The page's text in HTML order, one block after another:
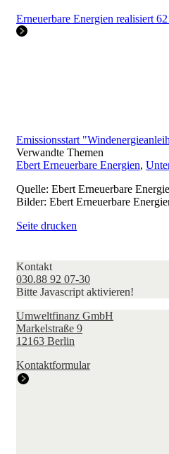
Erneuerbare Energien realisiert
Emissionsstart
Verwandte Themen
Ebert Erneuerbare Energien,
Quelle: Ebert Erneuerbare
Bilder: Ebert Erneuerbare
Seite drucken
Kontakt
030.88 92 07-30
Bitte Javascript aktivieren!
Umweltfinanz GmbH
Markelstraße 9
12163 Berlin
Kontaktformular